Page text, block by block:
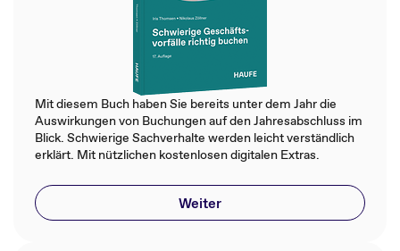
Mit diesem Buch haben Sie bereits unter dem Jahr die
Auswirkungen von Buchungen auf den Jahresabschluss im
Blick. Schwierige Sachverhalte werden leicht verständlich
erklärt. Mit nützlichen kostenlosen digitalen Extras.
Weiter